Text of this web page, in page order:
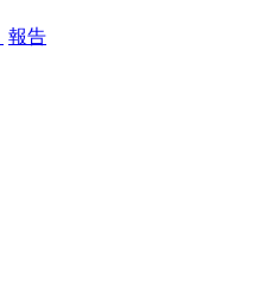
報告